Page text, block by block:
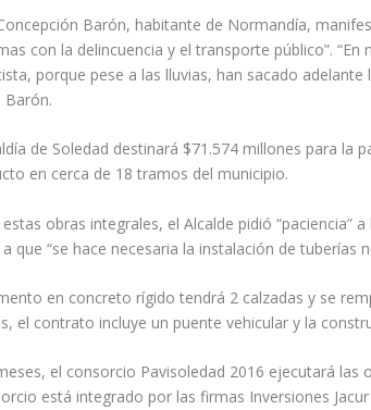
Barón, habitante de Normandía,
con la delincuencia y el transporte público”.
porque pese a las lluvias, han sacado
Barón.
de Soledad destinará $71.574 millones para la
en cerca de 18 tramos del municipio.
estas obras integrales, el Alcalde pidió “paciencia”
que “se hace necesaria la instalación de tuberías
en concreto rígido tendrá 2 calzadas y se
el contrato incluye un puente vehicular y la
el consorcio Pavisoledad 2016 ejecutará
está integrado por las firmas Inversiones